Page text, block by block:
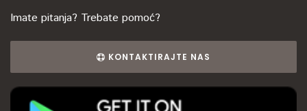
Imate pitanja? Trebate pomoć?
KONTAKTIRAJTE NAS